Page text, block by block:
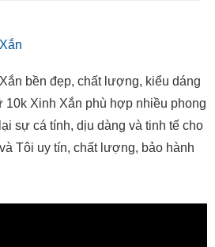
bền đẹp, chất lượng, kiểu dáng
10k Xinh Xắn phù hợp nhiều phong
sự cá tính, dịu dàng và tinh tế cho
Tôi uy tín, chất lượng, bảo hành